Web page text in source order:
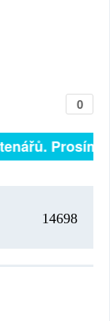
0
14698